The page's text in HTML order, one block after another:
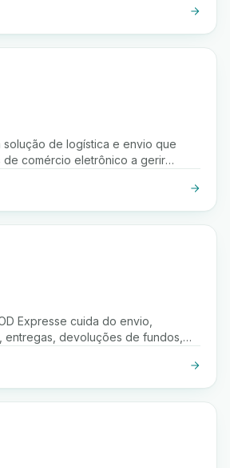
real e soluções de
solução de logística e envio que
de comércio eletrônico a gerir
processos de atendimento com
Expresse cuida do envio,
entregas, devoluções de fundos,